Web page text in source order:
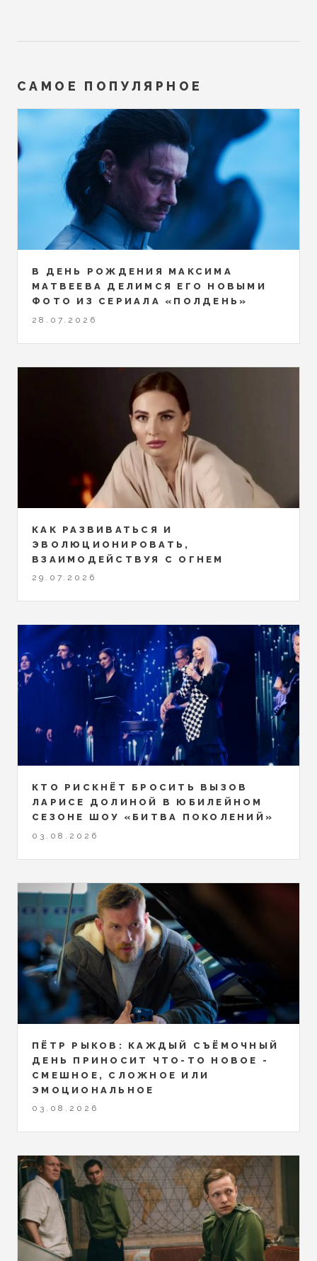
САМОЕ ПОПУЛЯРНОЕ
В ДЕНЬ РОЖДЕНИЯ МАКСИМА
МАТВЕЕВА ДЕЛИМСЯ ЕГО НОВЫМИ
ФОТО ИЗ СЕРИАЛА «ПОЛДЕНЬ»
28.07.2026
КАК РАЗВИВАТЬСЯ И
ЭВОЛЮЦИОНИРОВАТЬ,
ВЗАИМОДЕЙСТВУЯ С ОГНЕМ
29.07.2026
КТО РИСКНЁТ БРОСИТЬ ВЫЗОВ
ЛАРИСЕ ДОЛИНОЙ В ЮБИЛЕЙНОМ
СЕЗОНЕ ШОУ «БИТВА ПОКОЛЕНИЙ»
03.08.2026
ПЁТР РЫКОВ: КАЖДЫЙ СЪЁМОЧНЫЙ
ДЕНЬ ПРИНОСИТ ЧТО-ТО НОВОЕ -
СМЕШНОЕ, СЛОЖНОЕ ИЛИ
ЭМОЦИОНАЛЬНОЕ
03.08.2026